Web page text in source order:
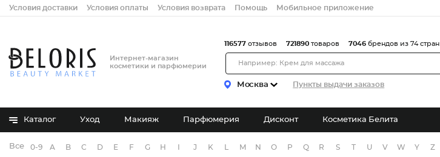
Условия доставки Условия оплаты Условия возврата Помощь Мобильное приложение
Интернет-магазин
косметики и парфюмерии
Москва Пункты выдачи заказов
116577 отзывов 721890 товаров 7046 брендов из 74 стран
Каталог Уход Макияж Парфюмерия Дисконт Косметика Белита
Все бренды
0-9 A B C D E F G H J K M N O P Q R S T U V W Y Z